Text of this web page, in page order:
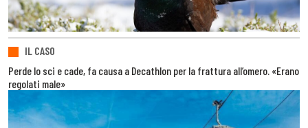
IL CASO
Perde lo sci e cade, fa causa a Decathlon per la frattura all’omero. «Erano
regolati male»